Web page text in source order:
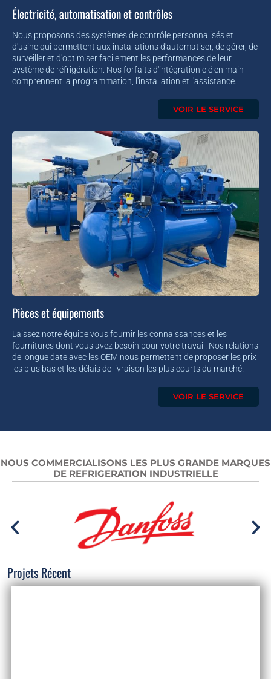
Électricité, automatisation et contrôles
Nous proposons des systèmes de contrôle personnalisés et
d'usine qui permettent aux installations d'automatiser, de gérer, de
surveiller et d'optimiser facilement les performances de leur
système de réfrigération. Nos forfaits d'intégration clé en main
comprennent la programmation, l'installation et l'assistance.
VOIR LE SERVICE
Pièces et équipements
Laissez notre équipe vous fournir les connaissances et les
fournitures dont vous avez besoin pour votre travail. Nos relations
de longue date avec les OEM nous permettent de proposer les prix
les plus bas et les délais de livraison les plus courts du marché.
VOIR LE SERVICE
NOUS COMMERCIALISONS LES PLUS GRANDE MARQUES
DE REFRIGERATION INDUSTRIELLE
Projets Récent